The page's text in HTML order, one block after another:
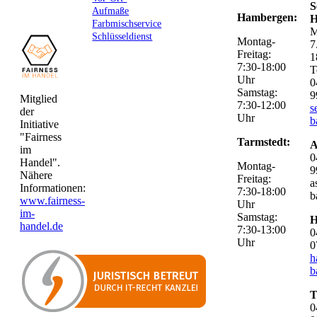
Mitglied
der
Initiative
"Fairness
im
Handel".
Nähere
Informationen:
www.fairness-
im-
handel.de
Aufmaße
Farbmischservice
Schlüsseldienst
Hambergen:
Montag-
Freitag:
7:30-18:00
Uhr
Samstag:
7:30-12:00
Uhr
Tarmstedt:
Montag-
Freitag:
7:30-18:00
Uhr
Samstag:
7:30-13:00
Uhr